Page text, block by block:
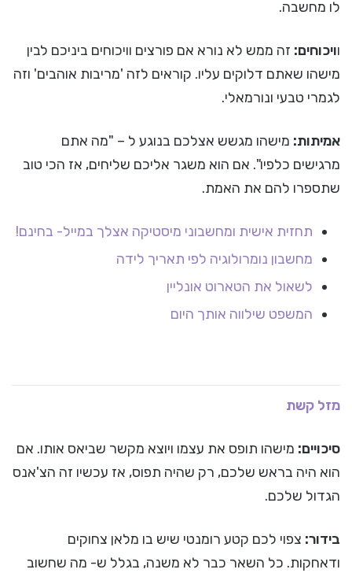
לו מחשבה.
וויכוחים: זה ממש לא נורא אם פורצים וויכוחים ביניכם לבין
מישהו שאתם דלוקים עליו. קוראים לזה 'מריבות אוהבים' וזה
לגמרי טבעי ונורמאלי.
אמיתות: מישהו מגשש אצלכם בנוגע ל – "מה אתם
מרגישים כלפיו". אם הוא משגר אליכם שליחים, אז הכי טוב
שתספרו להם את האמת.
תחזית אישית ומחשבוני מיסטיקה אצלך במייל- בחינם!
מחשבון נומרולוגיה לפי תאריך לידה
לשאול את הטארוט אונליין
המשפט שילווה אותך היום
מזל קשת
סיכויים: מישהו תופס את עצמו ויוצא מקשר שביאס אותו. אם
הוא היה בראש שלכם, רק שהיה תפוס, אז עכשיו זה הצ'אנס
הגדול שלכם.
בידור: צפוי לכם קטע רומנטי שיש בו מלאן צחוקים
ודאחקות. כל השאר כבר לא משנה, בגלל ש- מה שחשוב